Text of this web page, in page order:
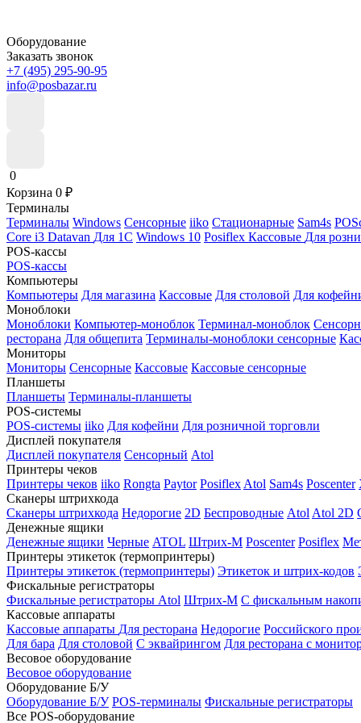
Оборудование
Заказать звонок
+7 (495) 295-90-95
info@posbazar.ru
0
Корзина 0 ₽
Терминалы
Терминалы Windows Сенсорные iiko Стационарные Sam4s
Core i3 Datavan Для 1С Windows 10 Posiflex Кассовые Для
POS-кассы
POS-кассы
Компьютеры
Компьютеры Для магазина Кассовые Для столовой Для
Моноблоки
Моноблоки Компьютер-моноблок Терминал-моноблок
ресторана Для общепита Терминалы-моноблоки сенсорные
Мониторы
Мониторы Сенсорные Кассовые Кассовые сенсорные
Планшеты
Планшеты Терминалы-планшеты
POS-системы
POS-системы iiko Для кофейни Для розничной торговли
Дисплей покупателя
Дисплей покупателя Сенсорный Atol
Принтеры чеков
Принтеры чеков iiko Rongta Paytor Posiflex Atol Sam4s Poscenter
Сканеры штрихкода
Сканеры штрихкода Недорогие 2D Беспроводные Atol Atol 2D
Денежные ящики
Денежные ящики Черные ATOL Штрих-М Poscenter Posiflex
Принтеры этикеток (термопринтеры)
Принтеры этикеток (термопринтеры) Этикеток и штрих-кодов
Фискальные регистраторы
Фискальные регистраторы Atol Штрих-М С фискальным
Кассовые аппараты
Кассовые аппараты Для ресторана Недорогие Российского
Для бара Для столовой С эквайрингом Для ресторана с
Весовое оборудование
Весовое оборудование
Оборудование Б/У
Оборудование Б/У POS-терминалы Фискальные регистраторы
Все POS-оборудование